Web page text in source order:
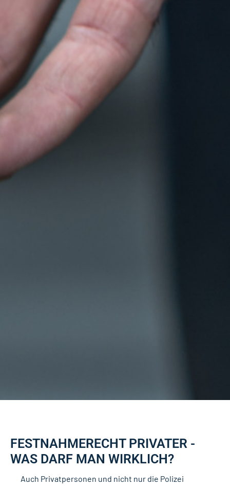
FESTNAHMERECHT PRIVATER -
WAS DARF MAN WIRKLICH?
Auch Privatpersonen und nicht nur die Polizei